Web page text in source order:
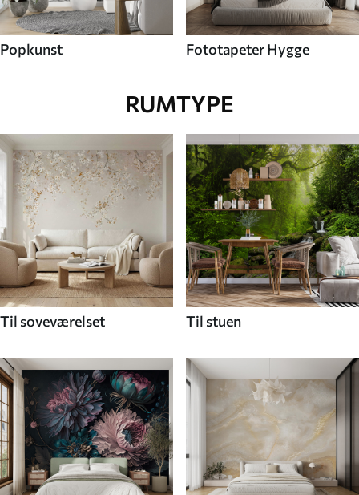
Popkunst Fototapeter Hygge
RUMTYPE
Til soveværelset Til stuen